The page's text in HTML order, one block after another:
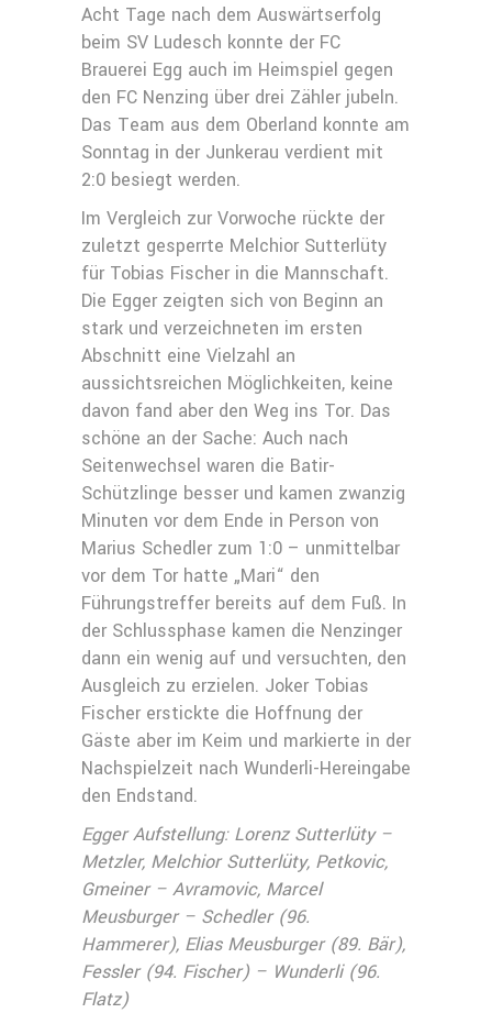
Acht Tage nach dem Auswärtserfolg
beim SV Ludesch konnte der FC
Brauerei Egg auch im Heimspiel gegen
den FC Nenzing über drei Zähler jubeln.
Das Team aus dem Oberland konnte am
Sonntag in der Junkerau verdient mit
2:0 besiegt werden.
Im Vergleich zur Vorwoche rückte der
zuletzt gesperrte Melchior Sutterlüty
für Tobias Fischer in die Mannschaft.
Die Egger zeigten sich von Beginn an
stark und verzeichneten im ersten
Abschnitt eine Vielzahl an
aussichtsreichen Möglichkeiten, keine
davon fand aber den Weg ins Tor. Das
schöne an der Sache: Auch nach
Seitenwechsel waren die Batir-
Schützlinge besser und kamen zwanzig
Minuten vor dem Ende in Person von
Marius Schedler zum 1:0 – unmittelbar
vor dem Tor hatte „Mari“ den
Führungstreffer bereits auf dem Fuß. In
der Schlussphase kamen die Nenzinger
dann ein wenig auf und versuchten, den
Ausgleich zu erzielen. Joker Tobias
Fischer erstickte die Hoffnung der
Gäste aber im Keim und markierte in der
Nachspielzeit nach Wunderli-Hereingabe
den Endstand.
Egger Aufstellung: Lorenz Sutterlüty –
Metzler, Melchior Sutterlüty, Petkovic,
Gmeiner – Avramovic, Marcel
Meusburger – Schedler (96.
Hammerer), Elias Meusburger (89. Bär),
Fessler (94. Fischer) – Wunderli (96.
Flatz)